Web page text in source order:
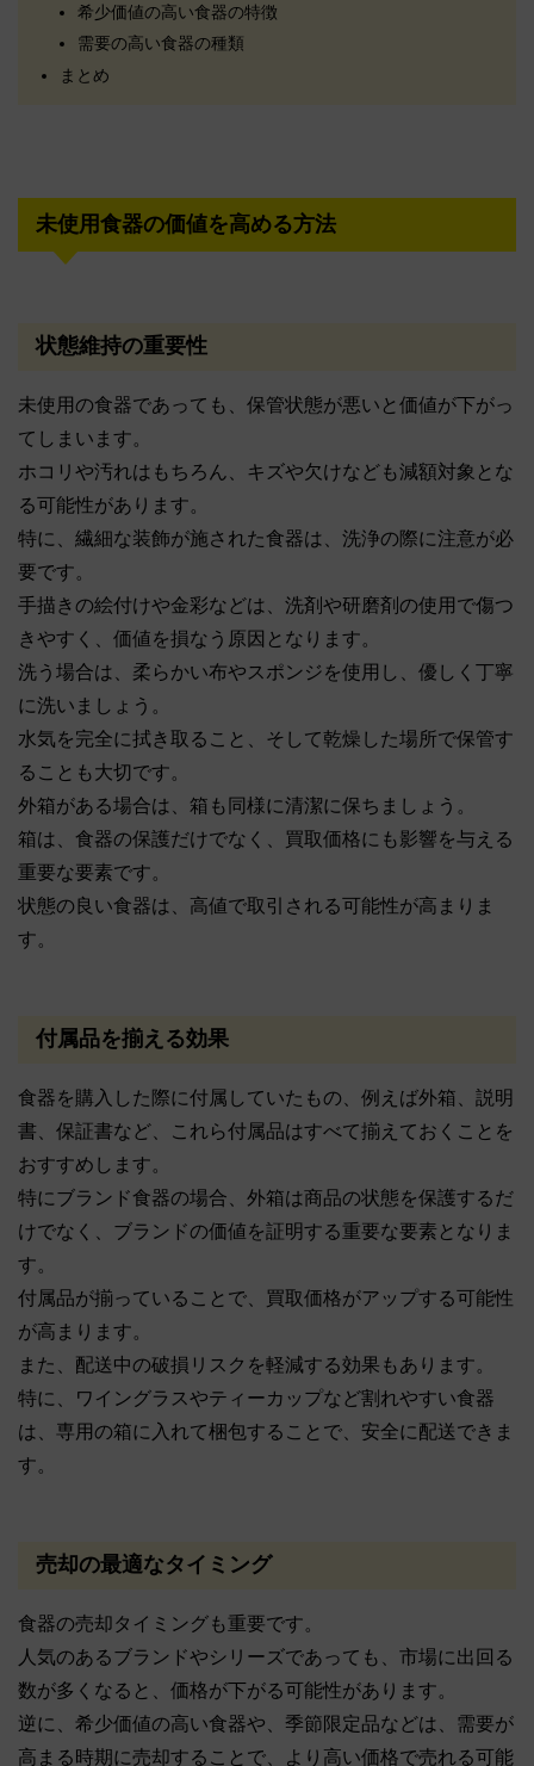
希少価値の高い食器の特徴
需要の高い食器の種類
まとめ
未使用食器の価値を高める方法
状態維持の重要性
未使用の食器であっても、保管状態が悪いと価値が下がっ
てしまいます。
ホコリや汚れはもちろん、キズや欠けなども減額対象とな
る可能性があります。
特に、繊細な装飾が施された食器は、洗浄の際に注意が必
要です。
手描きの絵付けや金彩などは、洗剤や研磨剤の使用で傷つ
きやすく、価値を損なう原因となります。
洗う場合は、柔らかい布やスポンジを使用し、優しく丁寧
に洗いましょう。
水気を完全に拭き取ること、そして乾燥した場所で保管す
ることも大切です。
外箱がある場合は、箱も同様に清潔に保ちましょう。
箱は、食器の保護だけでなく、買取価格にも影響を与える
重要な要素です。
状態の良い食器は、高値で取引される可能性が高まりま
す。
付属品を揃える効果
食器を購入した際に付属していたもの、例えば外箱、説明
書、保証書など、これら付属品はすべて揃えておくことを
おすすめします。
特にブランド食器の場合、外箱は商品の状態を保護するだ
けでなく、ブランドの価値を証明する重要な要素となりま
す。
付属品が揃っていることで、買取価格がアップする可能性
が高まります。
また、配送中の破損リスクを軽減する効果もあります。
特に、ワイングラスやティーカップなど割れやすい食器
は、専用の箱に入れて梱包することで、安全に配送できま
す。
売却の最適なタイミング
食器の売却タイミングも重要です。
人気のあるブランドやシリーズであっても、市場に出回る
数が多くなると、価格が下がる可能性があります。
逆に、希少価値の高い食器や、季節限定品などは、需要が
高まる時期に売却することで、より高い価格で売れる可能